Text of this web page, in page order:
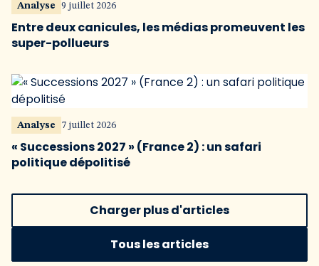
Analyse 9 juillet 2026
Entre deux canicules, les médias promeuvent les
super-pollueurs
Analyse 7 juillet 2026
« Successions 2027 » (France 2) : un safari
politique dépolitisé
Charger plus d'articles
Tous les articles